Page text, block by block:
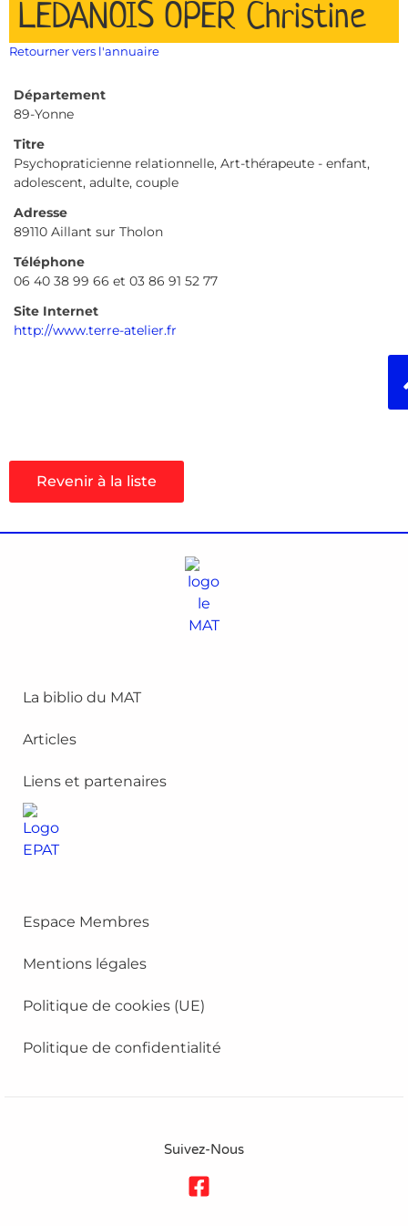
LEDANOIS OPER Christine
Retourner vers l'annuaire
Département
89-Yonne
Titre
Psychopraticienne relationnelle, Art-thérapeute - enfant,
adolescent, adulte, couple
Adresse
89110 Aillant sur Tholon
Téléphone
06 40 38 99 66 et 03 86 91 52 77
Site Internet
http://www.terre-atelier.fr
Revenir à la liste
La biblio du MAT
Articles
Liens et partenaires
Espace Membres
Mentions légales
Politique de cookies (UE)
Politique de confidentialité
Suivez-Nous